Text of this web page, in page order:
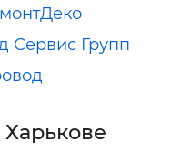
Сервис Групп